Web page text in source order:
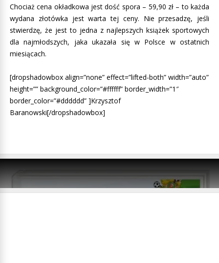
Chociaż cena okładkowa jest dość spora – 59,90 zł – to każda
wydana złotówka jest warta tej ceny. Nie przesadzę, jeśli
stwierdzę, że jest to jedna z najlepszych książek sportowych
dla najmłodszych, jaka ukazała się w Polsce w ostatnich
miesiącach.
[dropshadowbox align=”none” effect=”lifted-both” width=”auto”
height=”” background_color=”#ffffff” border_width=”1″
border_color=”#dddddd” ]Krzysztof
Baranowski[/dropshadowbox]